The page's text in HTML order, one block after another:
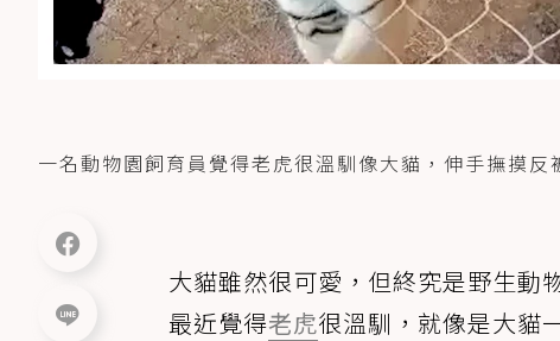
一名動物園飼育員覺得老虎很溫馴像大貓，伸手撫摸
大貓雖然很可愛，但終究是野生動
最近覺得老虎很溫馴，就像是大貓